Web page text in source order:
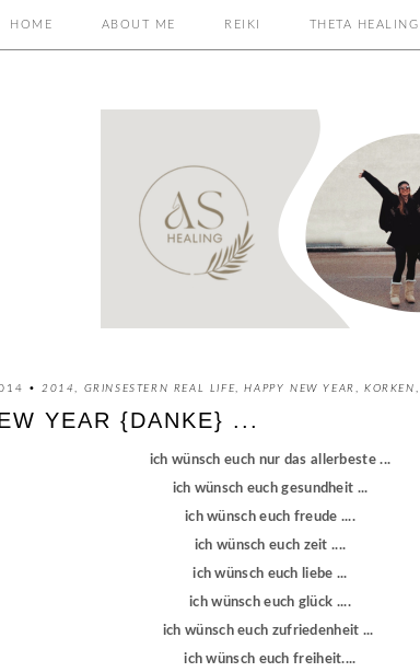
HOME ABOUT ME REIKI THETA HEALING
• 2014, GRINSESTERN REAL LIFE,HAPPY NEW YEAR ,KORKEN ,
YEAR {DANKE} ...
ich wünsch euch nur das allerbeste ...
ich wünsch euch gesundheit ...
ich wünsch euch freude ....
ich wünsch euch zeit ....
ich wünsch euch liebe ...
ich wünsch euch glück ....
ich wünsch euch zufriedenheit ...
ich wünsch euch freiheit....